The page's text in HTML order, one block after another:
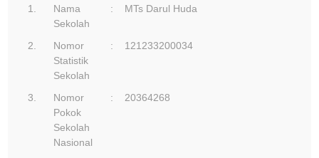
1.
Nama
Sekolah
: MTs Darul Huda
2.
Nomor
Statistik
Sekolah
: 121233200034
3.
Nomor
Pokok
Sekolah
Nasional
: 20364268